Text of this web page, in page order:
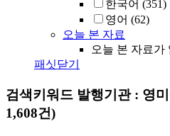
한국어 (351)
영어 (62)
오늘 본 자료
오늘 본 자료가
패싯닫기
검색키워드 발행기관 : 영
1,608건)